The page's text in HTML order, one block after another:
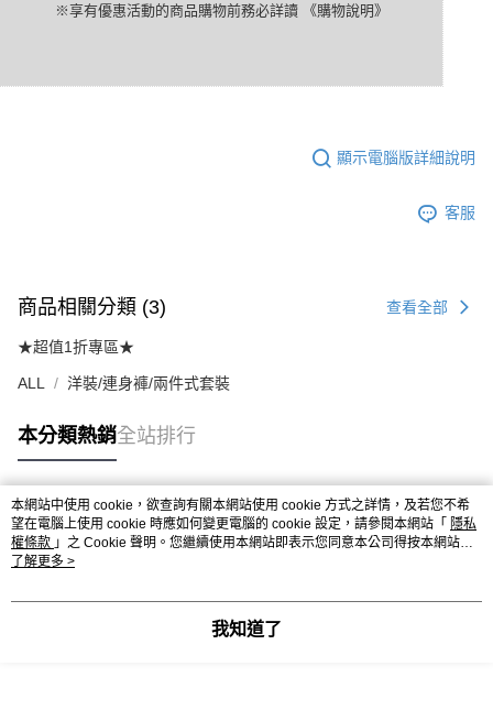
※享有優惠活動的商品購物前務必詳讀 《購物說明》
顯示電腦版詳細說明
客服
商品相關分類 (3) 查看全部
★超值1折專區★
ALL 洋裝/連身褲/兩件式套裝
本分類熱銷全站排行
熱門標籤
本網站中使用 cookie，欲查詢有關本網站使用 cookie 方式之詳情，及若您不希
望在電腦上使用 cookie 時應如何變更電腦的 cookie 設定，請參閱本網站「 隱私
權條款 」之 Cookie 聲明。您繼續使用本網站即表示您同意本公司得按本網站使
用條款之 Cookie 聲明使用 cookie。
了解更多 >
我知道了